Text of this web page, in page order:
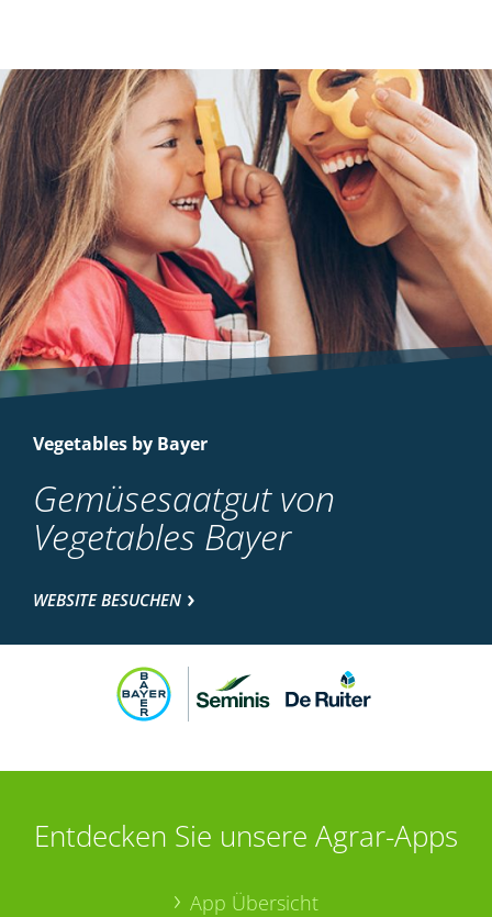
Vegetables by Bayer
Gemüsesaatgut von
Vegetables Bayer
WEBSITE BESUCHEN
Entdecken Sie unsere Agrar-Apps
App Übersicht